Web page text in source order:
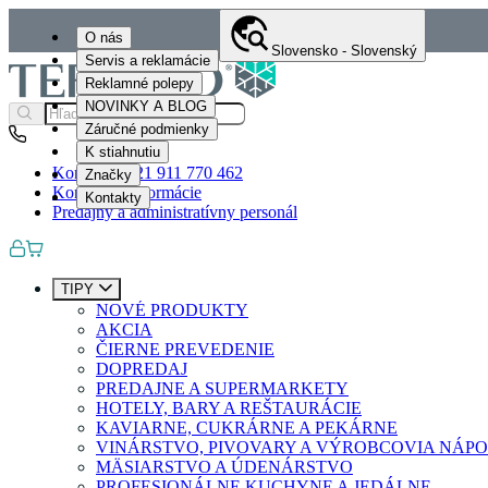
O nás
Servis a reklamácie
Reklamné polepy
NOVINKY A BLOG
Záručné podmienky
K stiahnutiu
Značky
Kontakty
Slovensko - Slovenský
Kontakty+421 911 770 462
Kontaktné informácie
Predajný a administratívny personál
TIPY
NOVÉ PRODUKTY
AKCIA
ČIERNE PREVEDENIE
DOPREDAJ
PREDAJNE A SUPERMARKETY
HOTELY, BARY A REŠTAURÁCIE
KAVIARNE, CUKRÁRNE A PEKÁRNE
VINÁRSTVO, PIVOVARY A VÝROBCOVIA
MÄSIARSTVO A ÚDENÁRSTVO